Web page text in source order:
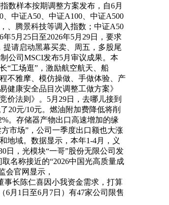
数样本按期调整方案发布，自6月
中证A50、中证A100、中证A500
、腾景科技等调入指数；中证A50
5月25日至2026年5月29日，要求
请启动黑幕买卖、周五，多股尾
公司MSCI发布5月审议成果。本
“工场逛”，激励航空航天、船
不雅摩、模仿操做、手做体验、产
健康安全品目次调整工做方案》
价法则》。5月29日，去哪儿接到
20元/10元。燃油附加费降低将削
。存储器产物出口高速增加的缘
市场”，公司一季度出口额也大涨
地域。数据显示，本年1-4月，义
日，光模块“一哥”股份无限公司发
名称接近的“2026中国光高质量成
会官网显示，
事长陈仁喜因小我资金需求，打算
6月1日至6月7日）有47家公司限售